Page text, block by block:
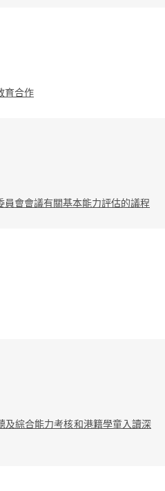
育合作
會會議有關基本能力評估的議程
及綜合能力考核和港籍學童入讀深